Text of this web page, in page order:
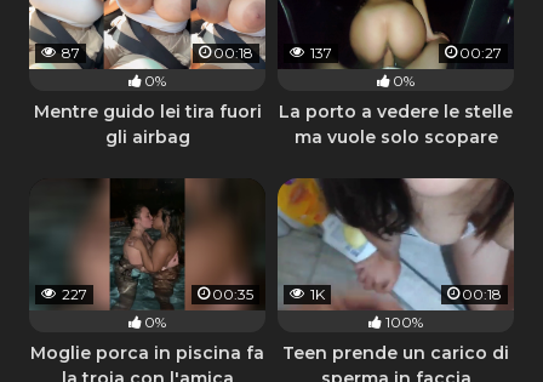
87
00:18
0%
Mentre guido lei tira fuori
gli airbag
137
00:27
0%
La porto a vedere le stelle
ma vuole solo scopare
227
00:35
0%
Moglie porca in piscina fa
1K
00:18
100%
Teen prende un carico di